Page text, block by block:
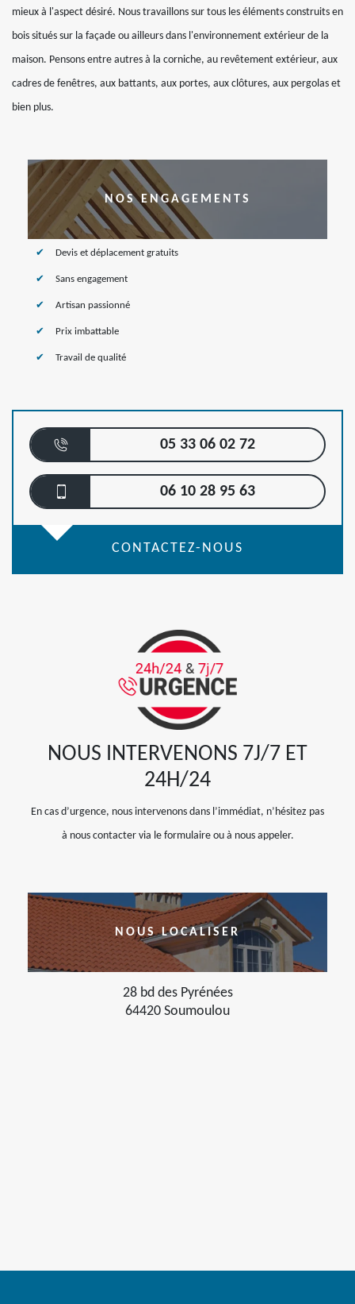
mieux à l'aspect désiré. Nous travaillons sur tous les éléments construits en
bois situés sur la façade ou ailleurs dans l'environnement extérieur de la
maison. Pensons entre autres à la corniche, au revêtement extérieur, aux
cadres de fenêtres, aux battants, aux portes, aux clôtures, aux pergolas et
bien plus.
NOS ENGAGEMENTS
Devis et déplacement gratuits
Sans engagement
Artisan passionné
Prix imbattable
Travail de qualité
05 33 06 02 72
06 10 28 95 63
CONTACTEZ-NOUS
NOUS INTERVENONS 7J/7 ET
24H/24
En cas d’urgence, nous intervenons dans l’immédiat, n’hésitez pas
à nous contacter via le formulaire ou à nous appeler.
NOUS LOCALISER
28 bd des Pyrénées
64420 Soumoulou